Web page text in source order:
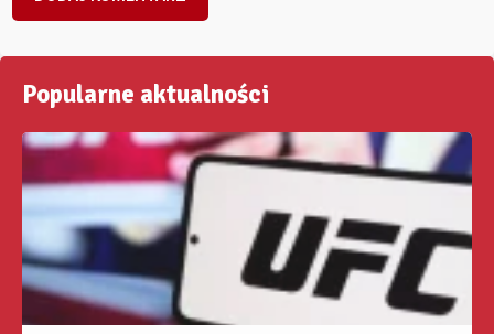
Popularne aktualności